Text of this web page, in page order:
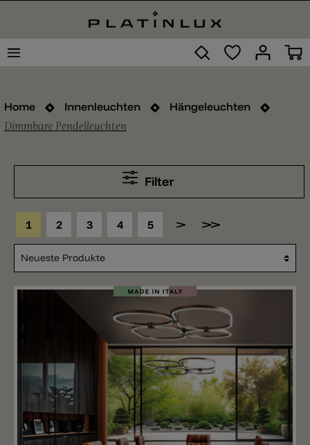
Home Innenleuchten Hängeleuchten
Dimmbare Pendelleuchten
Filter
1 2 3 4 5